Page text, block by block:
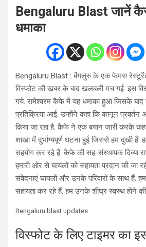
Bengaluru Blast जानें
धमाका
Bengaluru Blast : बेंगलुरु के एक फेमस
विस्फोट की खबर के बाद खलबली मच गई. इस
गये. रामेश्वरम कैफे में यह धमाका हुआ जिसके
प्रतिक्रिया आई. उन्होंने कहा कि कानून प्रवर्तन
किया जा रहा है. कैफे ने एक बयान जारी करके
शाखा में दुर्भाग्यपूर्ण घटना हुई जिससे हम दुखी हैं.
सहयोग कर रहे हैं. कैफे की सह-संस्थापक दिव्या
हमारी ओर से घायलों को सहायता प्रदान की जा
संवेदनाएं घायलों और उनके परिवारों के साथ हैं.
सहायता कर रहे हैं. हम उनके शीघ्र स्वस्थ होने की
Bengaluru blast updates
विस्फोट के लिए टाइमर का